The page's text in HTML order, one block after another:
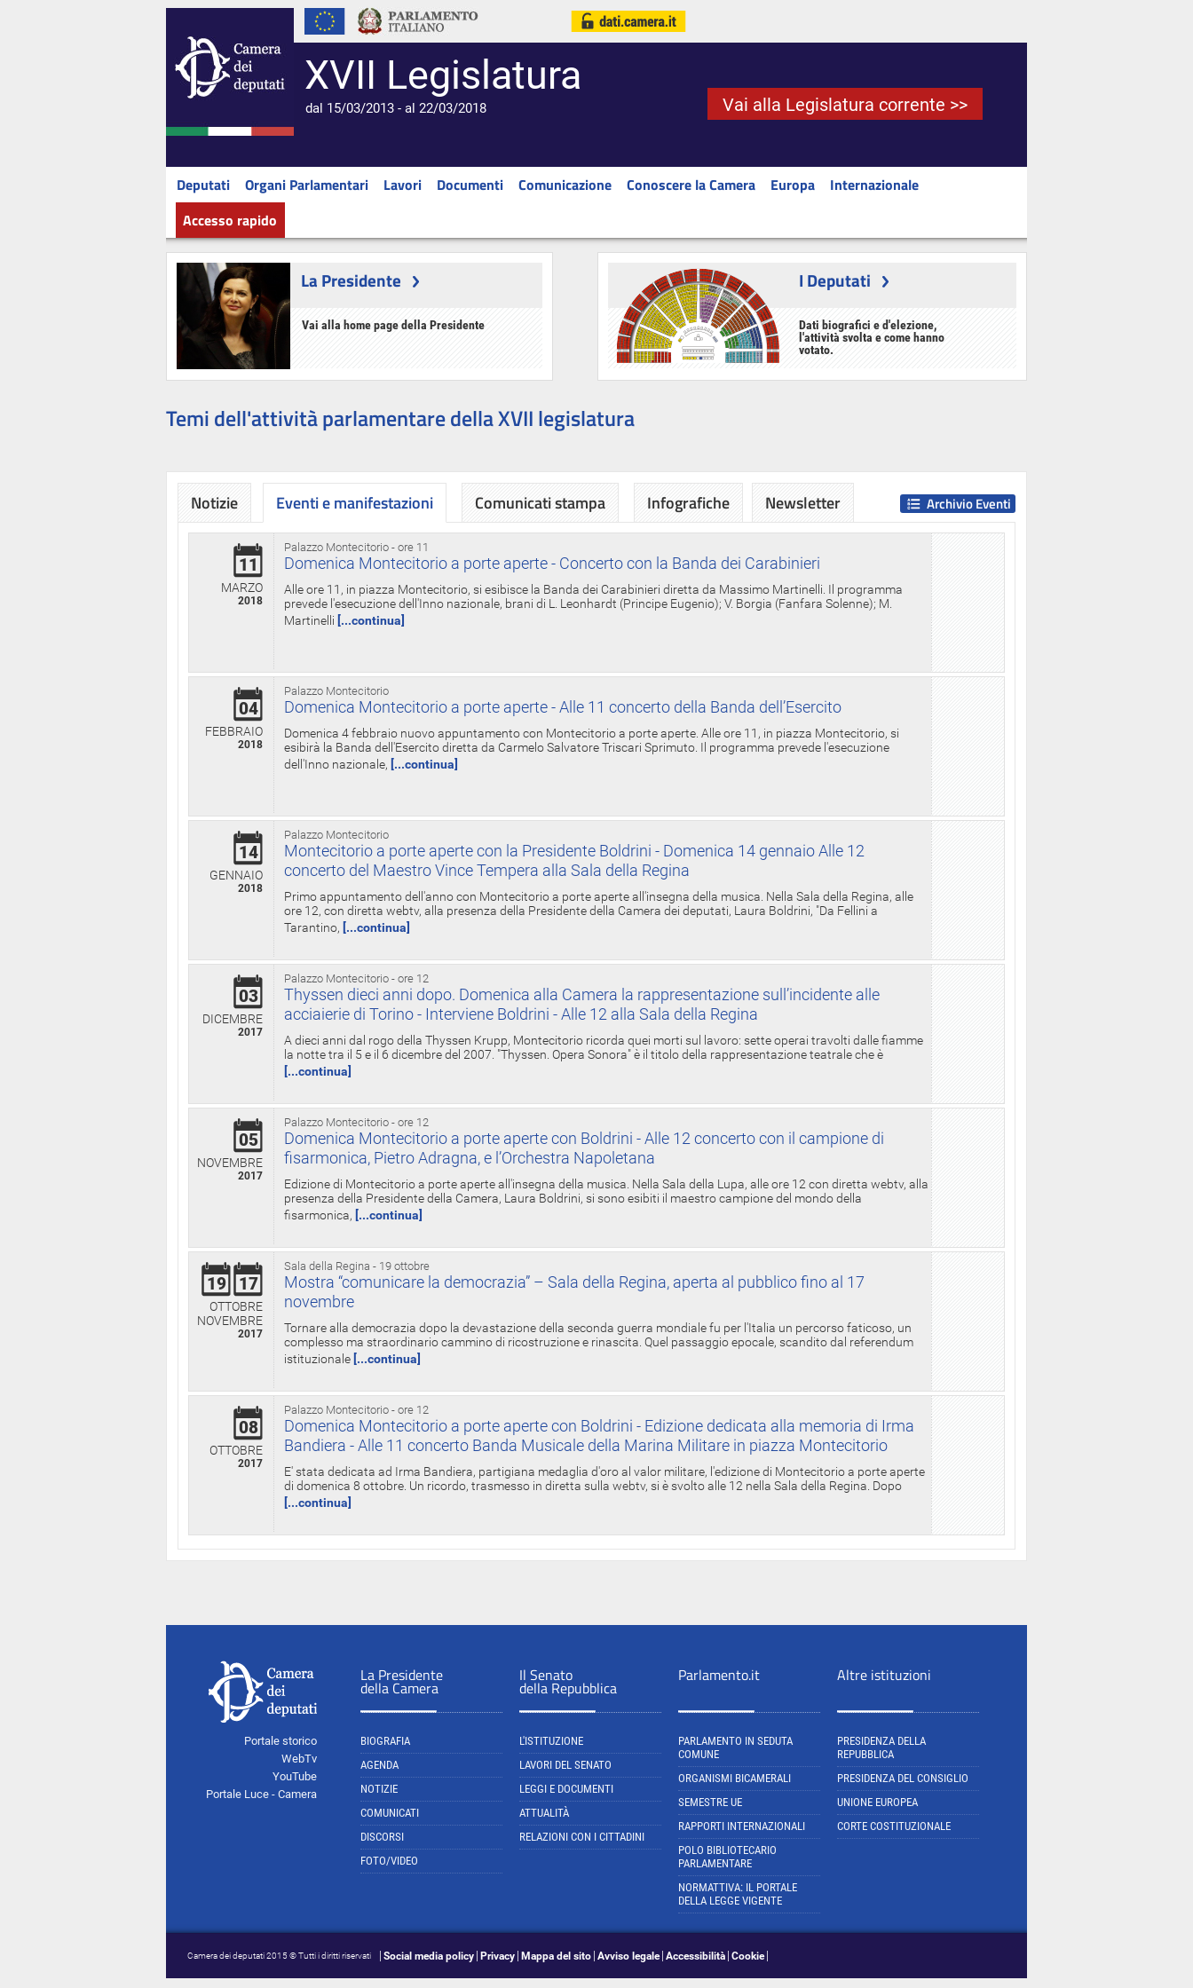
XVII Legislatura
dal 15/03/2013 - al 22/03/2018 Vai alla Legislatura corrente >>
Deputati Organi Parlamentari Lavori Documenti Comunicazione Conoscere la Camera Europa
Internazionale
Accesso rapido
La Presidente
Vai alla home page della Presidente
I Deputati
Dati biografici e d'elezione,
l'attività svolta e come hanno
votato.
Temi dell'attività parlamentare della XVII legislatura
Notizie Eventi e manifestazioni
Palazzo Montecitorio - ore 11
11
MARZO
2018
Domenica Montecitorio a porte aperte - Concerto con la Banda dei Carabinieri
Alle ore 11, in piazza Montecitorio, si esibisce la Banda dei Carabinieri diretta da Massimo Martinelli. Il programma
prevede l'esecuzione dell'Inno nazionale, brani di L. Leonhardt (Principe Eugenio); V. Borgia (Fanfara Solenne); M.
Martinelli [...continua]
Palazzo Montecitorio
04
FEBBRAIO
2018
Domenica Montecitorio a porte aperte - Alle 11 concerto della Banda dell’Esercito
Domenica 4 febbraio nuovo appuntamento con Montecitorio a porte aperte. Alle ore 11, in piazza Montecitorio, si
esibirà la Banda dell'Esercito diretta da Carmelo Salvatore Triscari Sprimuto. Il programma prevede l'esecuzione
dell'Inno nazionale, [...continua]
Palazzo Montecitorio
14
GENNAIO
2018
Montecitorio a porte aperte con la Presidente Boldrini - Domenica 14 gennaio Alle 12
concerto del Maestro Vince Tempera alla Sala della Regina
Primo appuntamento dell'anno con Montecitorio a porte aperte all'insegna della musica. Nella Sala della Regina, alle
ore 12, con diretta webtv, alla presenza della Presidente della Camera dei deputati, Laura Boldrini, "Da Fellini a
Tarantino, [...continua]
Palazzo Montecitorio - ore 12
03
DICEMBRE
2017
Thyssen dieci anni dopo. Domenica alla Camera la rappresentazione sull’incidente alle
acciaierie di Torino - Interviene Boldrini - Alle 12 alla Sala della Regina
A dieci anni dal rogo della Thyssen Krupp, Montecitorio ricorda quei morti sul lavoro: sette operai travolti dalle fiamme
la notte tra il 5 e il 6 dicembre del 2007. "Thyssen. Opera Sonora" è il titolo della rappresentazione teatrale che è
[...continua]
Palazzo Montecitorio - ore 12
05
NOVEMBRE
2017
Domenica Montecitorio a porte aperte con Boldrini - Alle 12 concerto con il campione di
fisarmonica, Pietro Adragna, e l’Orchestra Napoletana
Edizione di Montecitorio a porte aperte all'insegna della musica. Nella Sala della Lupa, alle ore 12 con diretta webtv, alla
presenza della Presidente della Camera, Laura Boldrini, si sono esibiti il maestro campione del mondo della
fisarmonica, [...continua]
Sala della Regina - 19 ottobre
19 17
OTTOBRE
NOVEMBRE
2017
Mostra “comunicare la democrazia” – Sala della Regina, aperta al pubblico fino al 17
novembre
Tornare alla democrazia dopo la devastazione della seconda guerra mondiale fu per l'Italia un percorso faticoso, un
complesso ma straordinario cammino di ricostruzione e rinascita. Quel passaggio epocale, scandito dal referendum
istituzionale [...continua]
Palazzo Montecitorio - ore 12
08
OTTOBRE
2017
Domenica Montecitorio a porte aperte con Boldrini - Edizione dedicata alla memoria di Irma
Bandiera - Alle 11 concerto Banda Musicale della Marina Militare in piazza Montecitorio
E' stata dedicata ad Irma Bandiera, partigiana medaglia d'oro al valor militare, l'edizione di Montecitorio a porte aperte
di domenica 8 ottobre. Un ricordo, trasmesso in diretta sulla webtv, si è svolto alle 12 nella Sala della Regina. Dopo
[...continua]
Archivio Eventi
Comunicati stampa Infografiche Newsletter
Portale storico
WebTv
YouTube
Portale Luce - Camera
La Presidente
della Camera
BIOGRAFIA
AGENDA
NOTIZIE
COMUNICATI
DISCORSI
FOTO/VIDEO
Il Senato
della Repubblica
L'ISTITUZIONE
LAVORI DEL SENATO
LEGGI E DOCUMENTI
ATTUALITÀ
RELAZIONI CON I CITTADINI
Parlamento.it
PARLAMENTO IN SEDUTA
COMUNE
ORGANISMI BICAMERALI
SEMESTRE UE
RAPPORTI INTERNAZIONALI
POLO BIBLIOTECARIO
PARLAMENTARE
NORMATTIVA: IL PORTALE
DELLA LEGGE VIGENTE
Altre istituzioni
PRESIDENZA DELLA
REPUBBLICA
PRESIDENZA DEL CONSIGLIO
UNIONE EUROPEA
CORTE COSTITUZIONALE
Camera dei deputati 2015 © Tutti i diritti riservati Social media policy Privacy Mappa del sito Avviso legale Accessibilità Cookie